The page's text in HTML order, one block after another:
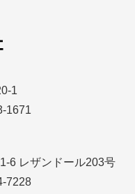
1
1671
6 レザンドール203号
7228